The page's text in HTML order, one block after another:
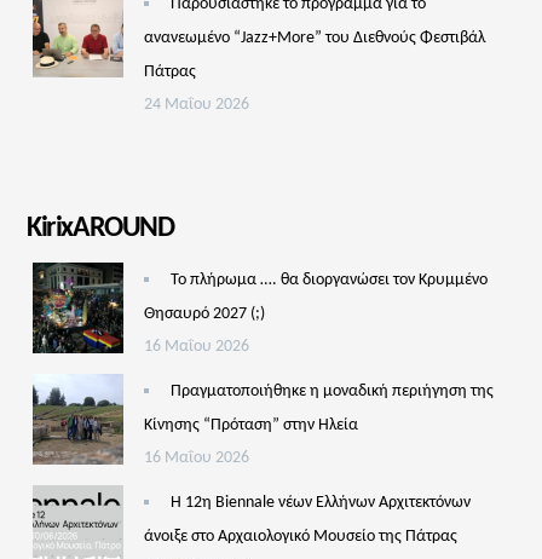
Παρουσιάστηκε το πρόγραμμα για το
ανανεωμένο “Jazz+More” του Διεθνούς Φεστιβάλ
Πάτρας
24 Μαΐου 2026
KirixAROUND
Το πλήρωμα …. θα διοργανώσει τον Κρυμμένο
Θησαυρό 2027 (;)
16 Μαΐου 2026
Πραγματοποιήθηκε η μοναδική περιήγηση της
Κίνησης “Πρόταση” στην Ηλεία
16 Μαΐου 2026
Η 12η Biennale νέων Ελλήνων Αρχιτεκτόνων
άνοιξε στο Αρχαιολογικό Μουσείο της Πάτρας